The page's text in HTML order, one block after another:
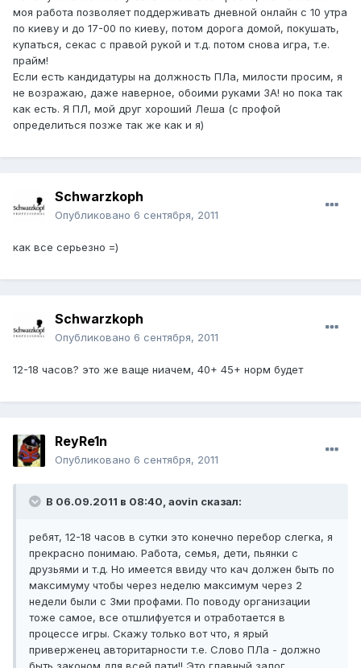
моя работа позволяет поддерживать дневной онлайн с 10 утра
по киеву и до 17-00 по киеву, потом дорога домой, покушать,
купаться, секас с правой рукой и т.д. потом снова игра, т.е.
прайм!
Если есть кандидатуры на должность ПЛа, милости просим, я
не возражаю, даже наверное, обоими руками ЗА! но пока так
как есть. Я ПЛ, мой друг хороший Леша (с профой
определиться позже так же как и я)
Schwarzkoph
Опубликовано 6 сентября, 2011
как все серьезно =)
Schwarzkoph
Опубликовано 6 сентября, 2011
12-18 часов? это же ваще ниачем, 40+ 45+ норм будет
ReyRe1n
Опубликовано 6 сентября, 2011
В 06.09.2011 в 08:40, aovin сказал:
ребят, 12-18 часов в сутки это конечно перебор слегка, я
прекрасно понимаю. Работа, семья, дети, пьянки с
друзьями и т.д. Но имеется ввиду что кач должен быть по
максимуму чтобы через неделю максимум через 2
недели были с 3ми профами. По поводу организации
тоже самое, все отшлифуется и отработается в
процессе игры. Скажу только вот что, я ярый
приверженец авторитарности т.е. Слово ПЛа - должно